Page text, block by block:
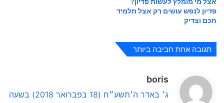
פדיון לנפש עושים רק אצל תלמיד
חכם וצדיק
תגובה אחת חביבה ביותר
boris
ג
ג׳ באדר ה׳תשע״ח (18 בפברואר 2018) בשעה